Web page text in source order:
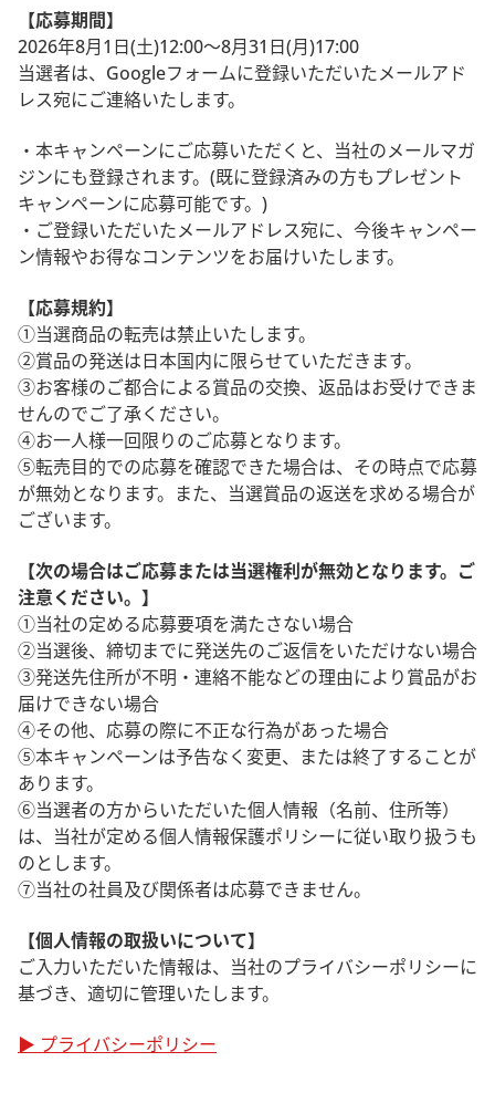
【応募期間】
2026年8月1日(土)12:00～8月31日(月)17:00
当選者は、Googleフォームに登録いただいたメールアド
レス宛にご連絡いたします。
・本キャンペーンにご応募いただくと、当社のメールマガ
ジンにも登録されます。(既に登録済みの方もプレゼント
キャンペーンに応募可能です。)
・ご登録いただいたメールアドレス宛に、今後キャンペー
ン情報やお得なコンテンツをお届けいたします。
【応募規約】
①当選商品の転売は禁止いたします。
②賞品の発送は日本国内に限らせていただきます。
③お客様のご都合による賞品の交換、返品はお受けできま
せんのでご了承ください。
④お一人様一回限りのご応募となります。
⑤転売目的での応募を確認できた場合は、その時点で応募
が無効となります。また、当選賞品の返送を求める場合が
ございます。
【次の場合はご応募または当選権利が無効となります。ご
注意ください。】
①当社の定める応募要項を満たさない場合
②当選後、締切までに発送先のご返信をいただけない場合
③発送先住所が不明・連絡不能などの理由により賞品がお
届けできない場合
④その他、応募の際に不正な行為があった場合
⑤本キャンペーンは予告なく変更、または終了することが
あります。
⑥当選者の方からいただいた個人情報（名前、住所等）
は、当社が定める個人情報保護ポリシーに従い取り扱うも
のとします。
⑦当社の社員及び関係者は応募できません。
【個人情報の取扱いについて】
ご入力いただいた情報は、当社のプライバシーポリシーに
基づき、適切に管理いたします。
▶ プライバシーポリシー